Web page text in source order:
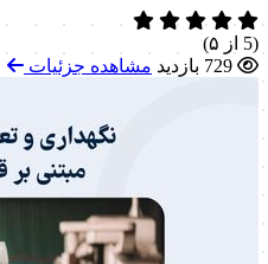
(5 از ۵)
مشاهده جزئیات